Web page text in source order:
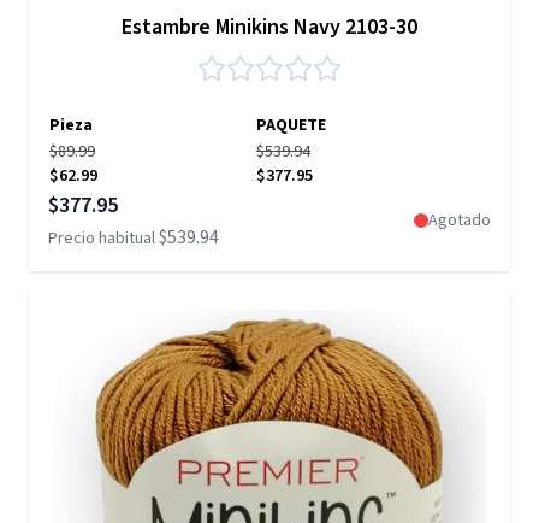
Estambre Minikins Navy 2103-30
Pieza
PAQUETE
$89.99
$62.99
$539.94
$377.95
Precio especial
$377.95
Precio habitual$539.94
Agotado